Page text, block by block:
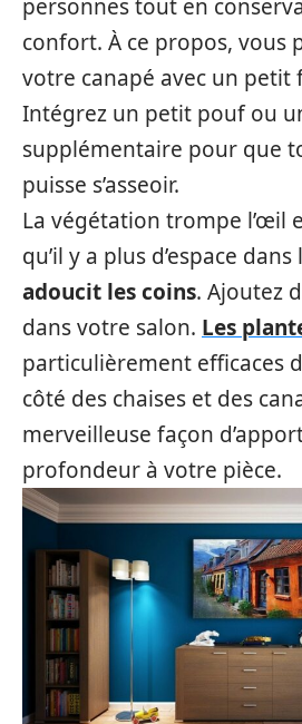
personnes tout en
confort. À ce propos, vous
votre canapé avec un petit
Intégrez un petit pouf ou
supplémentaire pour que
puisse s’asseoir.
La végétation trompe l’œil
qu’il y a plus d’espace
adoucit les coins. Ajoutez
dans votre salon. Les
particulièrement efficaces
côté des chaises et des
merveilleuse façon
profondeur à votre pièce.